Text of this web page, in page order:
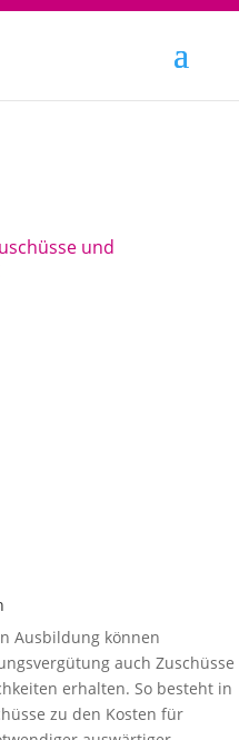
und
Ausbildung können
auch Zuschüsse
erhalten. So besteht in
zu den Kosten für